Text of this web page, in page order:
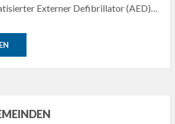
Externer Defibrillator (AED)…